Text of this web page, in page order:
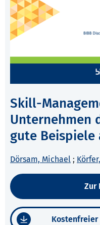
Skill-
Unternehmen
gute Beispiele
Dörsam, Michael ;
Zur
Kostenfreier